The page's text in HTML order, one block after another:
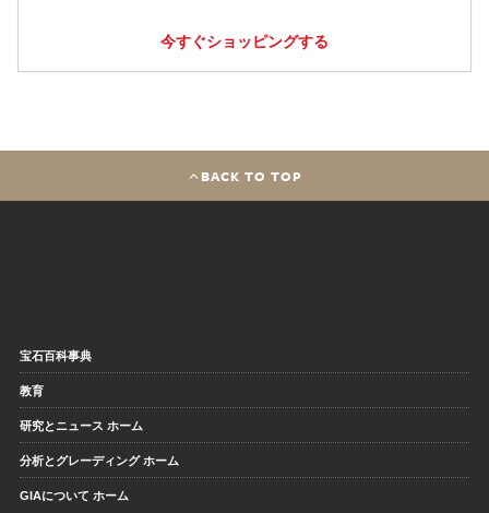
今すぐショッピングする
BACK TO TOP
宝石百科事典
教育
研究とニュース ホーム
分析とグレーディング ホーム
GIAについて ホーム